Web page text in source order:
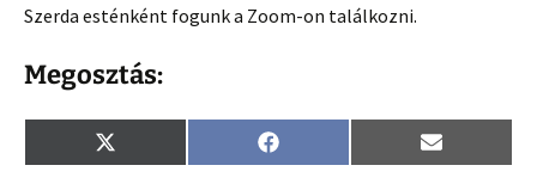
Szerda esténként fogunk a Zoom-on találkozni.
Megosztás:
Share
on
X
(
Share
on
F
a
Share
on
E
m